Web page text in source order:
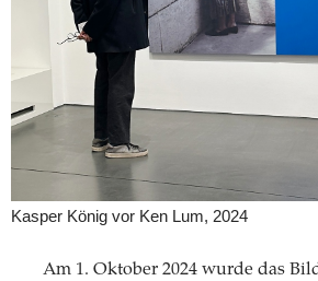
Kasper König vor Ken Lum, 2024
Am 1. Oktober 2024 wurde das